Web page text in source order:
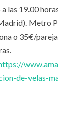
las 19.00
Metro
o 35€/pareja
de-velas-